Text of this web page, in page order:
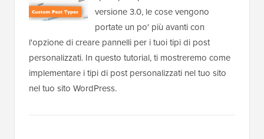
versione 3.0, le cose vengono
portate un po' più avanti con
l'opzione di creare pannelli per i tuoi tipi di post
personalizzati. In questo tutorial, ti mostreremo come
implementare i tipi di post personalizzati nel tuo sito
nel tuo sito WordPress.